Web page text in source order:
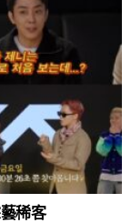
稀客